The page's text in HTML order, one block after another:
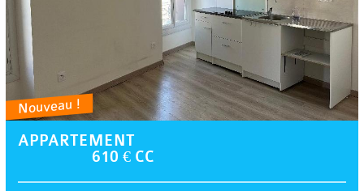
Nouveau !
APPARTEMENT
610 € CC